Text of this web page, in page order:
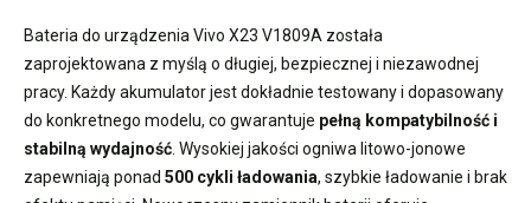
Bateria do urządzenia Vivo X23 V1809A została
zaprojektowana z myślą o długiej, bezpiecznej i niezawodnej
pracy. Każdy akumulator jest dokładnie testowany i dopasowany
do konkretnego modelu, co gwarantuje pełną kompatybilność i
stabilną wydajność . Wysokiej jakości ogniwa litowo-jonowe
zapewniają ponad 500 cykli ładowania, szybkie ładowanie i brak